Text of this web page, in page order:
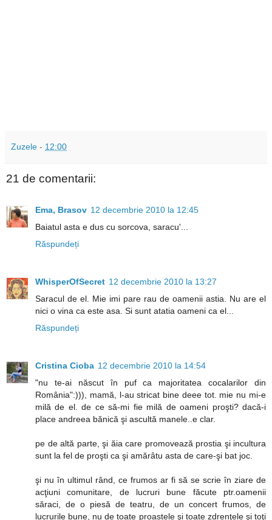
Zuzele - 12:00
21 de comentarii:
Ema, Brasov 12 decembrie 2010 la 12:45
Baiatul asta e dus cu sorcova, saracu'...
Răspundeți
WhisperOfSecret 12 decembrie 2010 la 13:27
Saracul de el. Mie imi pare rau de oamenii astia. Nu are el
nici o vina ca este asa. Si sunt atatia oameni ca el...
Răspundeți
Cristina Cioba 12 decembrie 2010 la 14:54
"nu te-ai născut în puf ca majoritatea cocalarilor din
România":))), mamă, l-au stricat bine deee tot. mie nu mi-e
milă de el. de ce să-mi fie milă de oameni proşti? dacă-i
place andreea bănică şi ascultă manele..e clar.
pe de altă parte, şi ăia care promovează prostia şi incultura
sunt la fel de proşti ca şi amărâtu asta de care-şi bat joc.
şi nu în ultimul rând, ce frumos ar fi să se scrie în ziare de
acţiuni comunitare, de lucruri bune făcute ptr.oamenii
săraci, de o piesă de teatru, de un concert frumos, de
lucrurile bune, nu de toate proastele şi toate zdrenţele şi toţi